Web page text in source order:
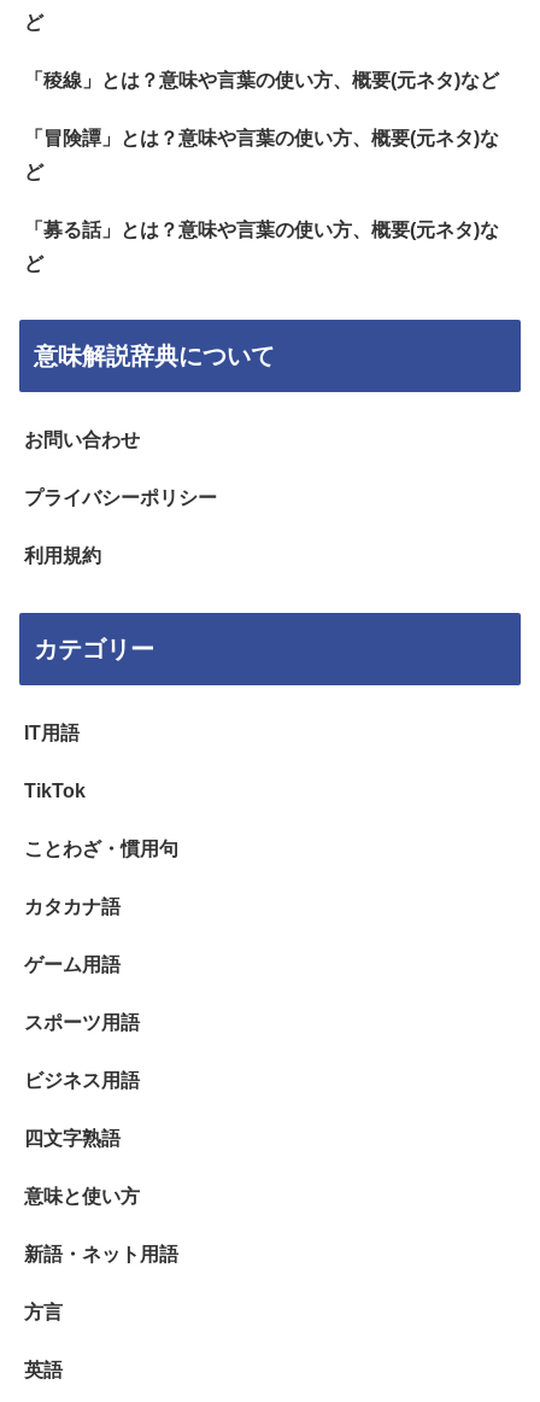
ど
「稜線」とは？意味や言葉の使い方、概要(元ネタ)など
「冒険譚」とは？意味や言葉の使い方、概要(元ネタ)な
ど
「募る話」とは？意味や言葉の使い方、概要(元ネタ)な
ど
意味解説辞典について
お問い合わせ
プライバシーポリシー
利用規約
カテゴリー
IT用語
TikTok
ことわざ・慣用句
カタカナ語
ゲーム用語
スポーツ用語
ビジネス用語
四文字熟語
意味と使い方
新語・ネット用語
方言
英語